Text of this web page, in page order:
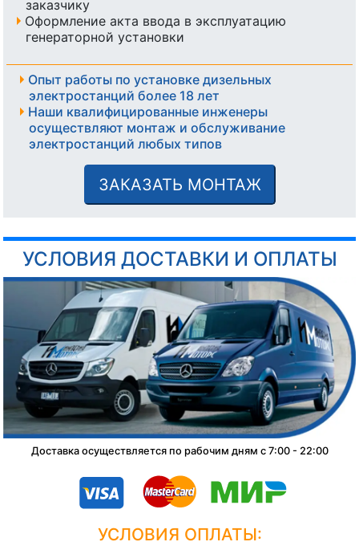
заказчику
Оформление акта ввода в эксплуатацию
генераторной установки
Опыт работы по установке дизельных
электростанций более 18 лет
Наши квалифицированные инженеры
осуществляют монтаж и обслуживание
электростанций любых типов
ЗАКАЗАТЬ МОНТАЖ
УСЛОВИЯ ДОСТАВКИ И ОПЛАТЫ
Доставка осуществляется по рабочим дням с 7:00 - 22:00
УСЛОВИЯ ОПЛАТЫ: